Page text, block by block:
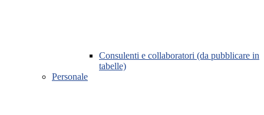
Consulenti e collaboratori (da pubblicare in
tabelle)
Personale